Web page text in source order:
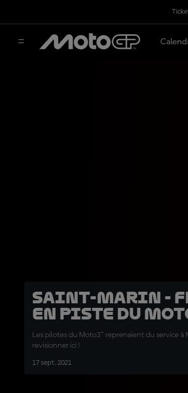
Saint-Marin -
en piste du
Les pilotes du Moto3™ reprenaient du service à
revisionner ici !
17 sept. 2021